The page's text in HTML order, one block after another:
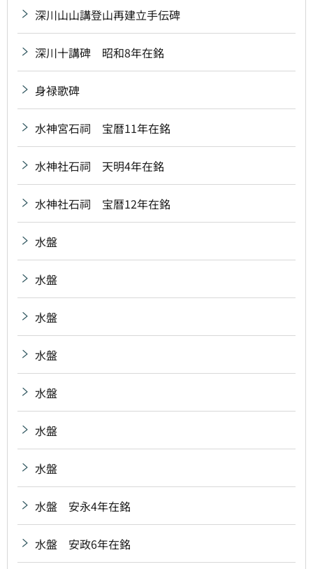
深川山山講登山再建立手伝碑
深川十講碑 昭和8年在銘
身禄歌碑
水神宮石祠 宝暦11年在銘
水神社石祠 天明4年在銘
水神社石祠 宝暦12年在銘
水盤
水盤
水盤
水盤
水盤
水盤
水盤
水盤 安永4年在銘
水盤 安政6年在銘